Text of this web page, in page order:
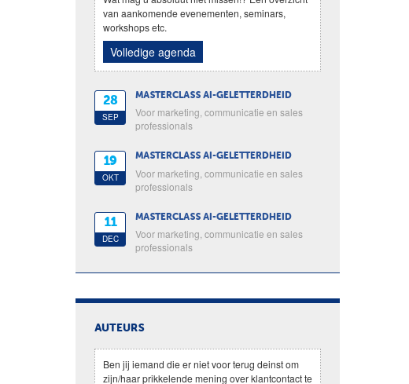
van aankomende evenementen, seminars,
workshops etc.
Volledige agenda
28
SEP
MASTERCLASS AI-GELETTERDHEID
Voor marketing, communicatie en sales
professionals
19
OKT
MASTERCLASS AI-GELETTERDHEID
Voor marketing, communicatie en sales
professionals
11
DEC
MASTERCLASS AI-GELETTERDHEID
Voor marketing, communicatie en sales
professionals
AUTEURS
Ben jij iemand die er niet voor terug deinst om
zijn/haar prikkelende mening over klantcontact te